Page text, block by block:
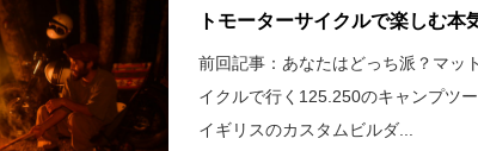
トモーターサイクルで楽しむ本
前回記事：あなたはどっち派？マッ
イクルで行く125.250のキャンプツ
イギリスのカスタムビルダ...